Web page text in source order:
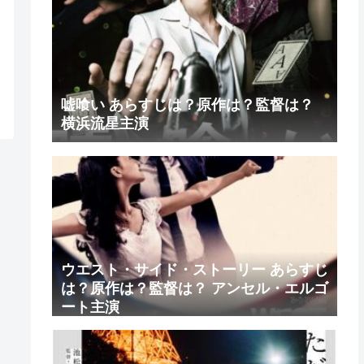
嘘喰い あらすじは？原作は？監督は？
横浜流星主演
ウエスト・サイド・ストーリー あらすじ
は？原作は？監督は？ アンセル・エルゴ
ート主演